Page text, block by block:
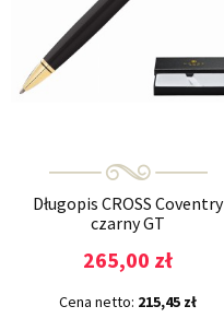
Długopis CROSS Coventry
czarny GT
265,00 zł
Cena netto: 215,45 zł